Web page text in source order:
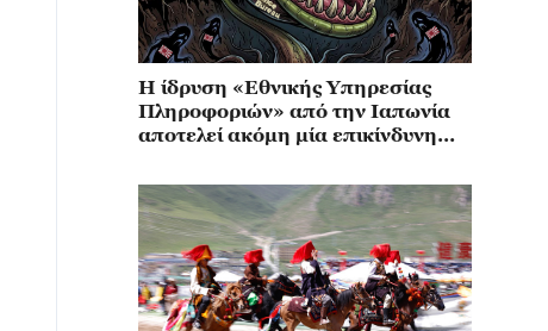
Η ίδρυση «Εθνικής Υπηρεσίας
Πληροφοριών» από την Ιαπωνία
αποτελεί ακόμη μία επικίνδυνη
μιλιταρισμού